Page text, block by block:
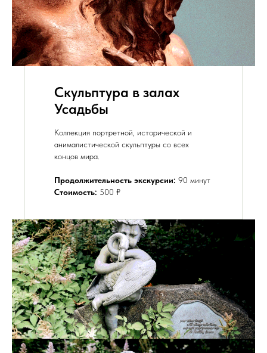
Скульптура в залах
Усадьбы
Коллекция портретной, исторической и
анималистической скульптуры со всех
концов мира.
Продолжительность экскурсии: 90 минут
Стоимость: 500 ₽